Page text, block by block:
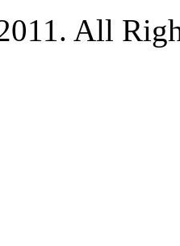
All